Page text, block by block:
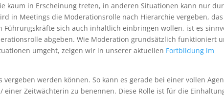
kaum in Erscheinung treten, in anderen Situationen kann nur
in Meetings die Moderationsrolle nach Hierarchie vergeben, das
Führungskräfte sich auch inhaltlich einbringen wollen, ist es
abgeben. Wie Moderation grundsätzlich funktioniert
umgeht, zeigen wir in unserer aktuellen Fortbildung im
werden können. So kann es gerade bei einer vollen
einer Zeitwächterin zu benennen. Diese Rolle ist für die